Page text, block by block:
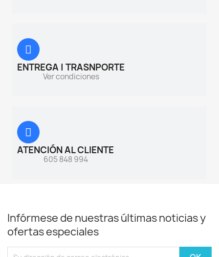
ENTREGA | TRASNPORTE
Ver condiciones
ATENCIÓN AL CLIENTE
605 848 994
Infórmese de nuestras últimas noticias y
ofertas especiales